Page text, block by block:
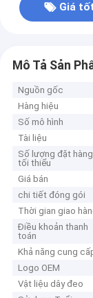
Giá
Mô Tả Sản
Nguồn gốc
Hàng hiệu
Số mô hình
Tài liệu
Số lượng đặt hàng
tối thiểu
Giá bán
chi tiết đóng gói
Thời gian giao
Điều khoản thanh
toán
Khả năng cung
Logo OEM
Vật liệu dây đeo